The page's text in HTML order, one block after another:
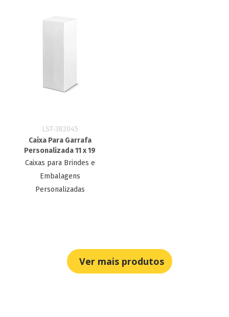
LST-382045
Caixa Para Garrafa
Personalizada 11 x 19
Caixas para Brindes e
Embalagens
Personalizadas
Ver mais produtos